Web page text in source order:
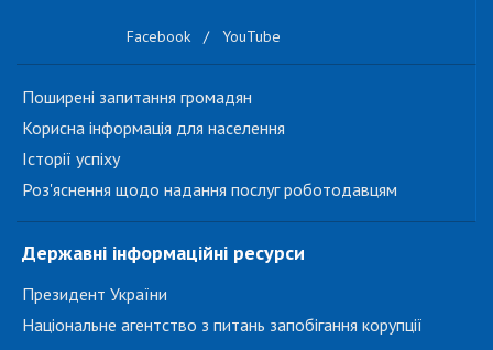
Facebook / YouTube
Поширені запитання громадян
Корисна інформація для населення
Історії успіху
Роз'яснення щодо надання послуг роботодавцям
Державні інформаційні ресурси
Президент України
Національне агентство з питань запобігання корупції